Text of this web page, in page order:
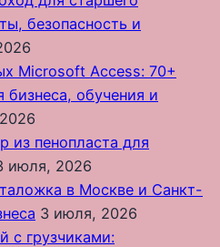
безопасность и
Microsoft Access: 70+
обучения и
из пенопласта для
июля, 2026
в Москве и Санкт-
3 июля, 2026
с грузчиками: